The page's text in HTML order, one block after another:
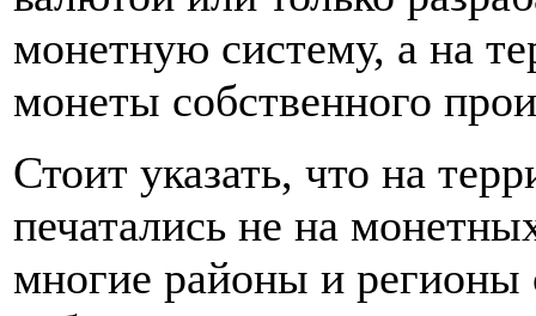
монетную систему, а на
монеты собственного
Стоит указать, что на
печатались не на
многие районы и регионы